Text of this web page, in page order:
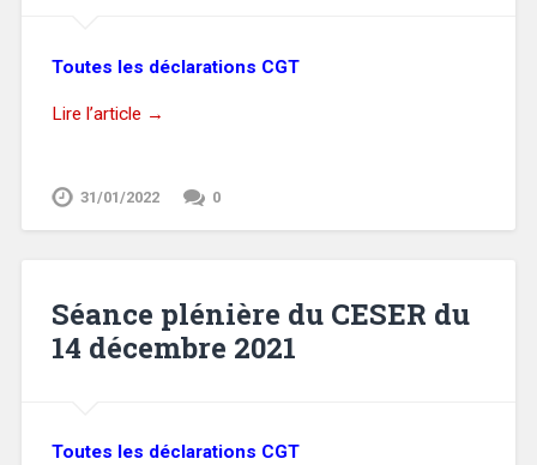
Toutes les déclarations CGT
Lire l’article →
31/01/2022 0
Séance plénière du CESER du
14 décembre 2021
Toutes les déclarations CGT